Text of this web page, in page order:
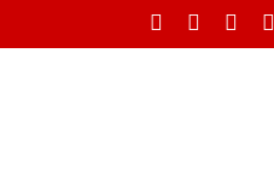
บรรเทาทุกข์ชาวบ้านหลังน้ำป่าหลาก